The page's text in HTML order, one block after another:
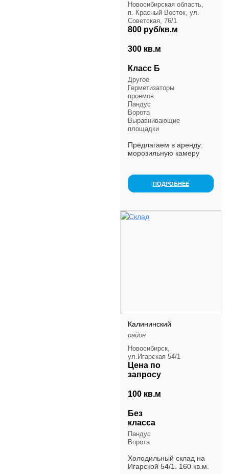
Новосибирская область,
п. Красный Восток, ул.
Советская, 76/1
800 руб/кв.м
300 кв.м
Класс Б
Другое
Герметизаторы
проемов
Пандус
Ворота
Выравнивающие
площадки
Предлагаем в аренду:
морозильную камеру
режимом -18-20; две
холодильные камеры
площадью по 100 м2, с
ПОДРОБНЕЕ
Калининский
район
Новосибирск,
ул.Игарская 54/1
Цена по
запросу
100 кв.м
Без
класса
Пандус
Ворота
Холодильный склад на
Игарской 54/1. 160 кв.м.